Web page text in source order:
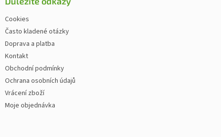
Cookies
Často kladené otázky
Doprava a platba
Kontakt
Obchodní podmínky
Ochrana osobních údajů
Vrácení zboží
Moje objednávka